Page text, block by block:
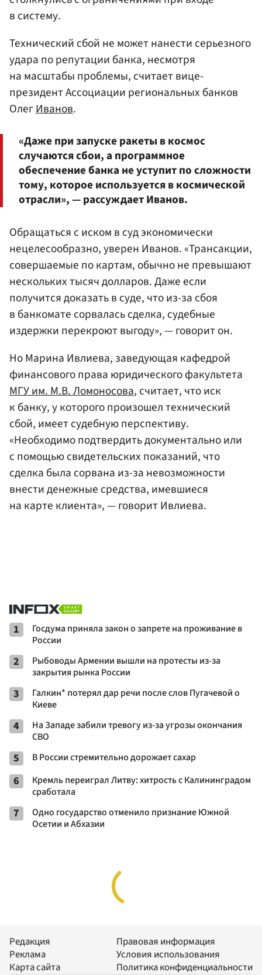
в систему.
Технический сбой не может нанести серьезного
удара по репутации банка, несмотря
на масштабы проблемы, считает вице-
президент Ассоциации региональных банков
ОлегИванов.
«Даже при запуске ракеты в космос
случаются сбои, а программное
обеспечение банка не уступит по сложности
тому, которое используется в космической
отрасли», — рассуждает Иванов.
Обращаться с иском в суд экономически
нецелесообразно, уверен Иванов. «Трансакции,
совершаемые по картам, обычно не превышают
нескольких тысяч долларов. Даже если
получится доказать в суде, что из-за сбоя
в банкомате сорвалась сделка, судебные
издержки перекроют выгоду», — говорит он.
Но Марина Ивлиева, заведующая кафедрой
финансового права юридического факультета
МГУ им. М.В. Ломоносова, считает, что иск
к банку, у которого произошел технический
сбой, имеет судебную перспективу.
«Необходимо подтвердить документально или
с помощью свидетельских показаний, что
сделка была сорвана из-за невозможности
внести денежные средства, имевшиеся
на карте клиента», — говорит Ивлиева.
1
Госдума приняла закон о запрете на проживание в
России
2
Рыбоводы Армении вышли на протесты из-за
закрытия рынка России
3
Галкин* потерял дар речи после слов Пугачевой о
Киеве
4
На Западе забили тревогу из-за угрозы окончания
СВО
5 В России стремительно дорожает сахар
6
Кремль переиграл Литву: хитрость с Калининградом
сработала
7
Одно государство отменило признание Южной
Осетии и Абхазии
Редакция
Реклама
Карта сайта
Правовая информация
Условия использования
Политика конфиденциальности